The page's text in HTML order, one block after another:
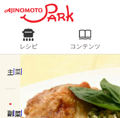
ログインするとレシ
ログイン
レシピ
人気の食材・レシピ
レシピ コンテンツ
主菜
副菜